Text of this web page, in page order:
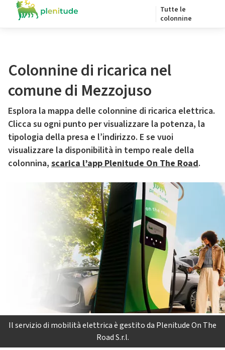
Tutte le
colonnine
Colonnine di ricarica nel
comune di Mezzojuso
Esplora la mappa delle colonnine di ricarica elettrica.
Clicca su ogni punto per visualizzare la potenza, la
tipologia della presa e l’indirizzo. E se vuoi
visualizzare la disponibilità in tempo reale della
colonnina, scarica l’app Plenitude On The Road.
Il servizio di mobilità elettrica è gestito da Plenitude On The
Road S.r.l.